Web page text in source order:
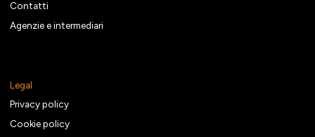
Contatti
Agenzie e intermediari
Legal
Privacy policy
Cookie policy